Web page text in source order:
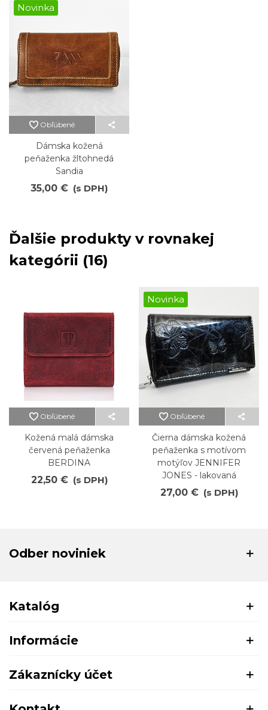
Novinka
Obľúbené
Dámska kožená
peňaženka žltohnedá
Sandia
35,00 € (s DPH)
Ďalšie produkty v rovnakej
kategórii (16)
Obľúbené
Kožená malá dámska
červená peňaženka
BERDINA
22,50 € (s DPH)
Novinka
Obľúbené
Čierna dámska kožená
peňaženka s motívom
motýľov JENNIFER
JONES - lakovaná
27,00 € (s DPH)
Odber noviniek
Katalóg
Informácie
Zákaznícky účet